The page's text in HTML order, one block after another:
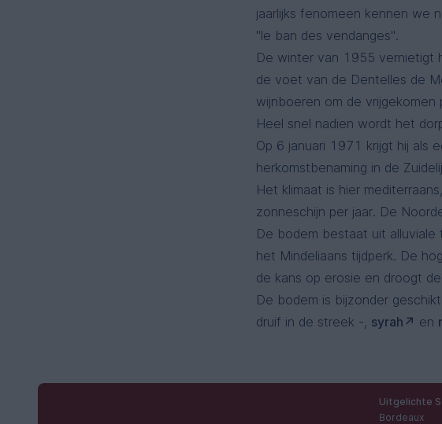
jaarlijks fenomeen kennen we
"le ban des vendanges".
De winter van 1955 vernietigt
de voet van de Dentelles de
wijnboeren om de
Heel snel nadien wordt het
Op 6 januari 1971 krijgt hij als
herkomstbenaming in de
Het klimaat is hier
zonneschijn per jaar. De
De bodem bestaat uit
het Mindeliaans tijdperk. De
de kans op erosie en droogt
De bodem is bijzonder
druif in de streek -, syrah en
Uitgelichte
Bordeaux